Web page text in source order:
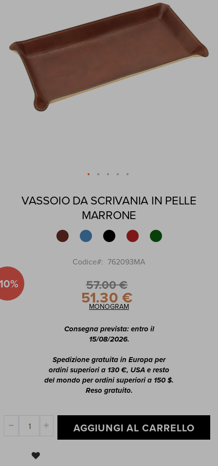
VASSOIO DA SCRIVANIA IN PELLE
MARRONE
Codice 762093MA
57.00 €
51.30 €
MONOGRAM
Consegna prevista: entro il
15/08/2026.
Spedizione gratuita in Europa per
ordini superiori a 130 €, USA e resto
del mondo per ordini superiori a 150 $.
Reso gratuito.
AGGIUNGI AL CARRELLO